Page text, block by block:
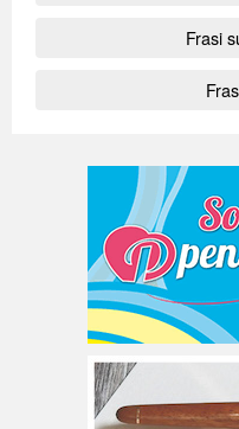
Frasi